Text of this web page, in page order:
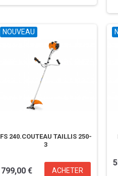
NOUVEAU
FS 240.COUTEAU TAILLIS 250-
3
799,00 € ACHETER